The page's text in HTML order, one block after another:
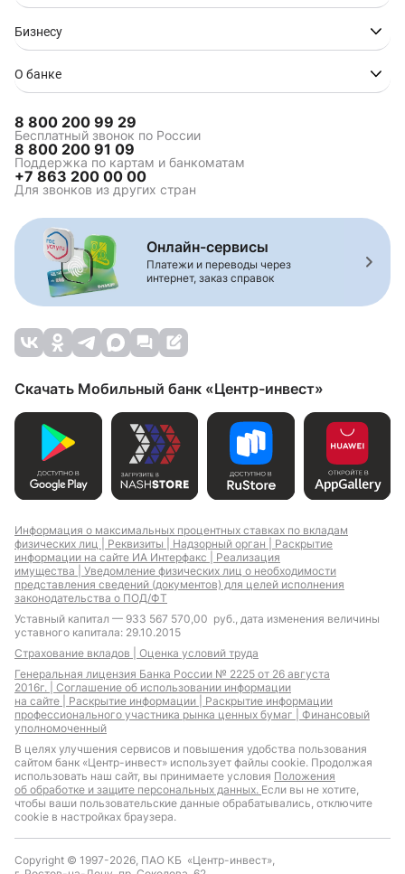
Бизнесу
О банке
8 800 200 99 29
Бесплатный звонок по России
8 800 200 91 09
Поддержка по картам и банкоматам
+7 863 200 00 00
Для звонков из других стран
Онлайн-сервисы
Платежи и переводы через
интернет, заказ справок
Скачать Мобильный банк «Центр-инвест»
Информация о максимальных процентных ставках по вкладам
физических лиц | Реквизиты | Надзорный орган | Раскрытие
информации на сайте ИА Интерфакс | Реализация
имущества | Уведомление физических лиц о необходимости
представления сведений (документов) для целей исполнения
законодательства о ПОД/ФТ
Уставный капитал — 933 567 570,00 руб., дата изменения величины
уставного капитала: 29.10.2015
Страхование вкладов | Оценка условий труда
Генеральная лицензия Банка России № 2225 от 26 августа
2016г. | Соглашение об использовании информации
на сайте | Раскрытие информации | Раскрытие информации
профессионального участника рынка ценных бумаг | Финансовый
уполномоченный
В целях улучшения сервисов и повышения удобства пользования
сайтом банк «Центр-инвест» использует файлы cookie. Продолжая
использовать наш сайт, вы принимаете условия Положения
об обработке и защите персональных данных. Если вы не хотите,
чтобы ваши пользовательские данные обрабатывались, отключите
cookie в настройках браузера.
Copyright © 1997-2026, ПАО КБ «Центр-инвест»,